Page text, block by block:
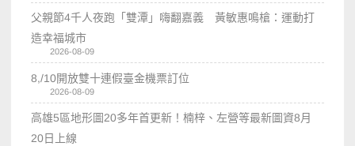
父親節4千人夜跑「雙潭」嗨翻嘉義 黃敏惠鳴槍：運動打
造幸福城市
2026-08-09
8,/10開放雙十連假臺金機票訂位
2026-08-09
高雄5區地形圖20多年首更新！楠梓、左營等最新圖資8月
20日上線